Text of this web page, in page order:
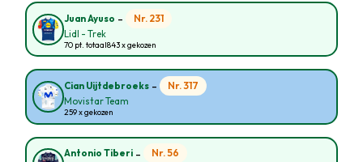
Juan Ayuso - Nr. 231
Lidl - Trek
70 pt. totaal843 x gekozen
Cian Uijtdebroeks - Nr. 317
Movistar Team
259 x gekozen
Antonio Tiberi - Nr. 56